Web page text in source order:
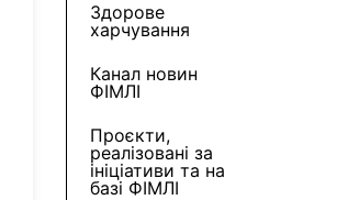
Здорове
харчування
Канал новин
ФІМЛІ
Проєкти,
реалізовані за
ініціативи та на
базі ФІМЛІ